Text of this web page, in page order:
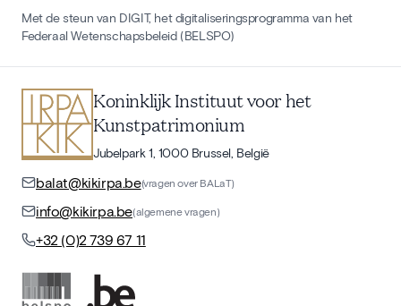
Met de steun van DIGIT, het digitaliseringsprogramma van het
Federaal Wetenschapsbeleid (BELSPO)
Koninklijk Instituut voor het
Kunstpatrimonium
Jubelpark 1, 1000 Brussel, België
balat@kikirpa.be(vragen over BALaT)
info@kikirpa.be(algemene vragen)
+32 (0)2 739 67 11